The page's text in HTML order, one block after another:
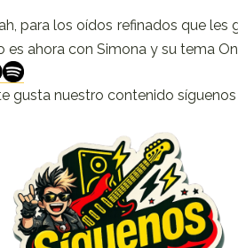
para los oídos refinados que
es ahora con Simona y su tema
gusta nuestro contenido